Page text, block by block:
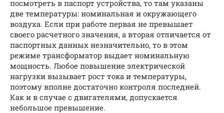
посмотреть в паспорт устройства, то там указаны
две температуры: номинальная и окружающего
воздуха. Если при работе первая не превышает
своего расчетного значения, а вторая отличается от
паспортных данных незначительно, то в этом
режиме трансформатор выдает номинальную
мощность. Любое повышение электрической
нагрузки вызывает рост тока и температуры,
поэтому вполне достаточно контроля последней.
Как и в случае с двигателями, допускается
небольшое превышение.